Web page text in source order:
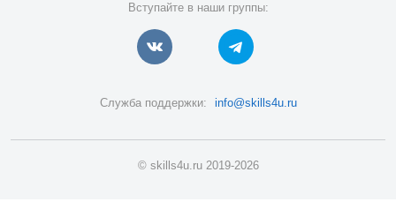
Вступайте в наши группы:
Служба поддержки: info@skills4u.ru
© skills4u.ru 2019-2026